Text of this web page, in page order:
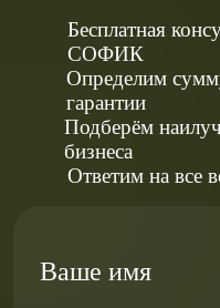
Бесплатная
СОФИК
Определим
гарантии
Подберём
бизнеса
Ответим на все
Ваше имя